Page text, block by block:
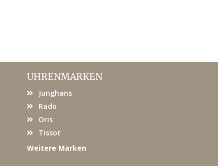
UHRENMARKEN
Junghans
Rado
Oris
Tissot
Weitere Marken